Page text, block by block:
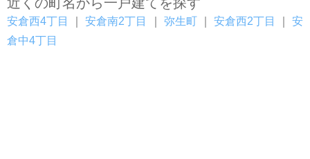
安倉西4丁目 ｜安倉南2丁目 弥生町 安倉西2丁目 ｜安
倉中4丁目